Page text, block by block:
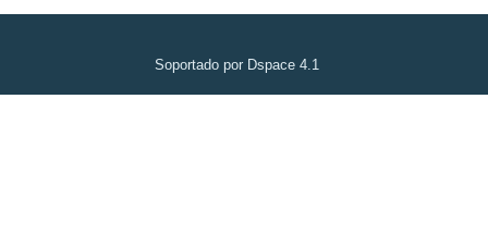
Soportado por Dspace 4.1